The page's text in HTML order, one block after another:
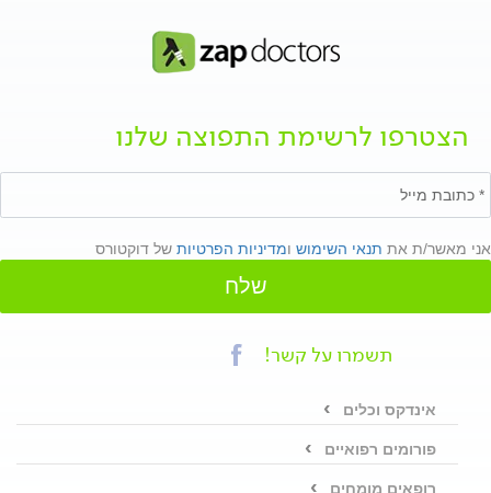
הצטרפו לרשימת התפוצה שלנו
אני מאשר/ת את תנאי השימוש ומדיניות הפרטיות של דוקטורס
שלח
תשמרו על קשר!
אינדקס וכלים
פורומים רפואיים
רופאים מומחים